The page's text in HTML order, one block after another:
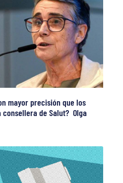
mayor precisión que los
de Salut? Olga